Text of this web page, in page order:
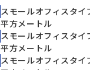
スモールオフィスタイ
平方メートル
スモールオフィスタイ
平方メートル
スモールオフィスタイ